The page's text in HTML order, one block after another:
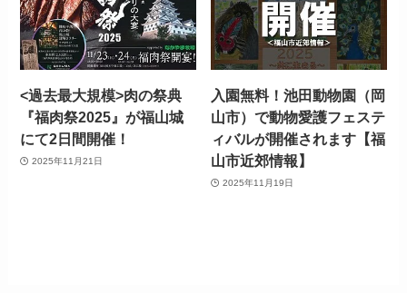
<過去最大規模>肉の祭典
『福肉祭2025』が福山城
にて2日間開催！
2025年11月21日
入園無料！池田動物園（岡
山市）で動物愛護フェステ
ィバルが開催されます【福
山市近郊情報】
2025年11月19日